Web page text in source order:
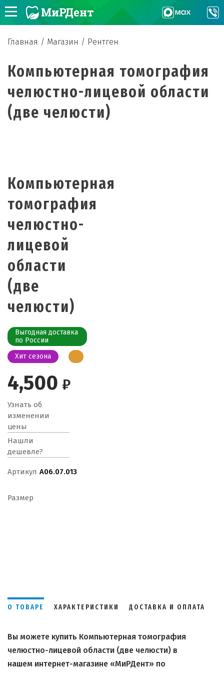
Главная / Магазин / Рентген
Компьютерная томография
челюстно-лицевой области
(две челюсти)
Компьютерная
томография
челюстно-
лицевой
области
(две
челюсти)
Выгодная доставка
по России
Хит сезона
4,500 ₽
Узнать об
изменении
цены
Нашли
дешевле?
Артикул A06.07.013
Размер
О ТОВАРЕ ХАРАКТЕРИСТИКИ ДОСТАВКА И ОПЛАТА
Вы можете купить Компьютерная томография
челюстно-лицевой области (две челюсти) в
нашем интернет-магазине «МиРДент» по